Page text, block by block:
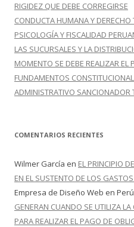
RIGIDEZ QUE DEBE CORREGIRSE
CONDUCTA HUMANA Y DERECHO
PSICOLOGÍA Y FISCALIDAD
LAS SUCURSALES Y LA
MOMENTO SE DEBE REALIZAR EL
FUNDAMENTOS
ADMINISTRATIVO SANCIONADOR
COMENTARIOS RECIENTES
Wilmer García en EL PRINCIPIO
EN EL SUSTENTO DE LOS
Empresa de Diseño Web en Perú
GENERAN CUANDO SE UTILIZA
PARA REALIZAR EL PAGO DE